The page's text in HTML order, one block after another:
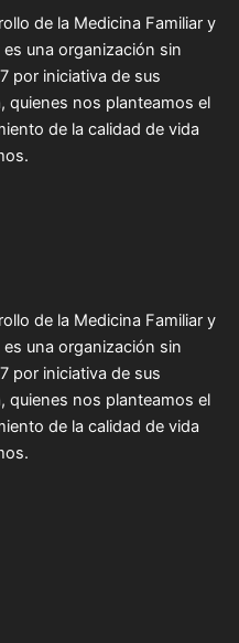
de la Medicina Familiar y
es una organización sin
por iniciativa de sus
nos planteamos el
de la calidad de vida
de la Medicina Familiar y
es una organización sin
por iniciativa de sus
nos planteamos el
de la calidad de vida